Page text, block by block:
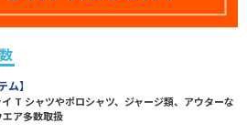
ム】
T シャツやポロシャツ、ジャージ類、アウターな
エア多数取扱